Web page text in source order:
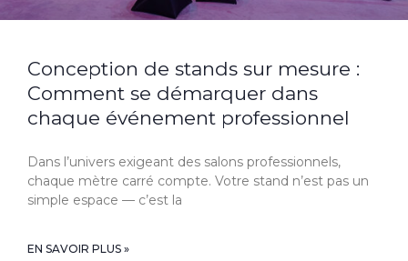
Conception de stands sur mesure :
Comment se démarquer dans
chaque événement professionnel
Dans l’univers exigeant des salons professionnels,
chaque mètre carré compte. Votre stand n’est pas un
simple espace — c’est la
EN SAVOIR PLUS »